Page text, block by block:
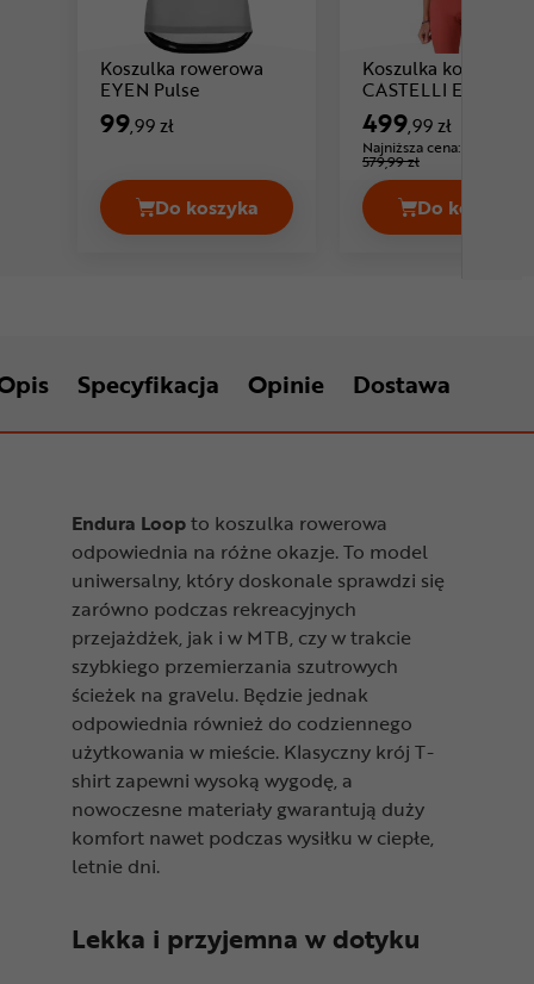
Koszulka rowerowa
EYEN PulseCena: 99 ,99 zł
99,99 zł
Do koszyka
Koszulka rowerowa EYEN Pulse
Koszulka kolarska
CASTELLI Espresso
499,99 zł
Najniższa cena:
579,99 zł
Do koszyka
Specyfikacja Opinie Dostawa
Endura Loopto koszulka rowerowa
odpowiednia na różne okazje. To model
uniwersalny, który doskonale sprawdzi się
zarówno podczas rekreacyjnych
przejażdżek, jak i w MTB, czy w trakcie
szybkiego przemierzania szutrowych
ścieżek na gravelu. Będzie jednak
odpowiednia również do codziennego
użytkowania w mieście. Klasyczny krój T-
shirt zapewni wysoką wygodę, a
nowoczesne materiały gwarantują duży
komfort nawet podczas wysiłku w ciepłe,
letnie dni.
Lekka i przyjemna w dotyku